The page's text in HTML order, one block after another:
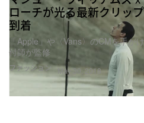
ファッション
ローチが光る最新クリッ
到着
「Apple」や〈Vans〉のCMを手が
付師が監修
May 30, 2018